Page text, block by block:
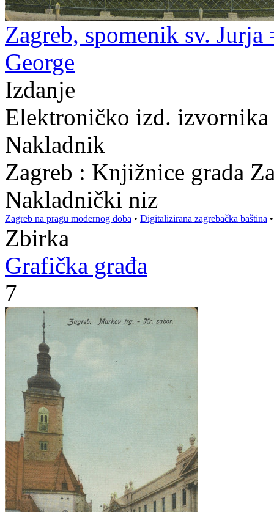
Zagreb, spomenik sv.
George
Izdanje
Elektroničko izd.
Nakladnik
Zagreb : Knjižnice grada
Nakladnički niz
Zagreb na pragu modernog doba • Digitalizirana zagrebačka baština
Zbirka
Grafička građa
7